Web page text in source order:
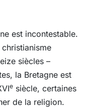
est incontestable.
siècles –
la Bretagne est
e siècle, certaines
de la religion.